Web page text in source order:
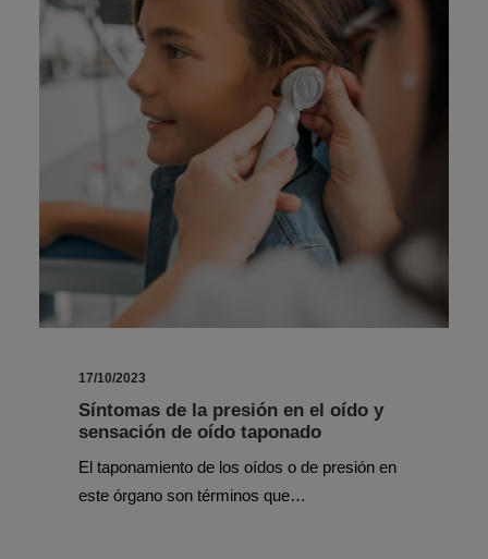
17/10/2023
Síntomas de la presión en el oído y
sensación de oído taponado
El taponamiento de los oídos o de presión en
este órgano son términos que…